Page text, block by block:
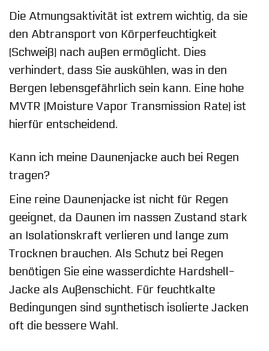
Die Atmungsaktivität ist extrem wichtig, da sie
den Abtransport von Körperfeuchtigkeit
(Schweiß) nach außen ermöglicht. Dies
verhindert, dass Sie auskühlen, was in den
Bergen lebensgefährlich sein kann. Eine hohe
MVTR (Moisture Vapor Transmission Rate) ist
hierfür entscheidend.
Kann ich meine Daunenjacke auch bei Regen
tragen?
Eine reine Daunenjacke ist nicht für Regen
geeignet, da Daunen im nassen Zustand stark
an Isolationskraft verlieren und lange zum
Trocknen brauchen. Als Schutz bei Regen
benötigen Sie eine wasserdichte Hardshell-
Jacke als Außenschicht. Für feuchtkalte
Bedingungen sind synthetisch isolierte Jacken
oft die bessere Wahl.